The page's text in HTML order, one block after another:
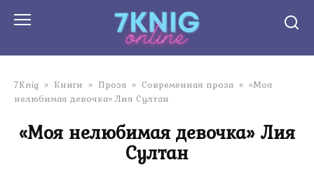
7Knig » Книги » Проза » Современная проза » «Моя
нелюбимая девочка» Лия Султан
«Моя нелюбимая девочка» Лия
Султан